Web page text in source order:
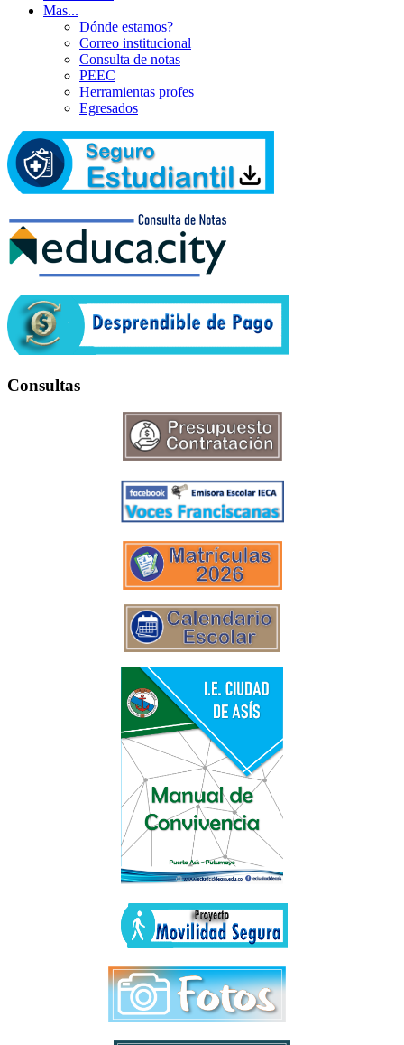
Mas...
Dónde estamos?
Correo institucional
Consulta de notas
PEEC
Herramientas profes
Egresados
Consultas